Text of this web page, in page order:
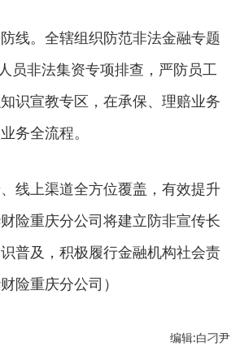
线。全辖组织防范非法金融专题
员非法集资专项排查，严防员工
识宣教专区，在承保、理赔业务
务全流程。
线上渠道全方位覆盖，有效提升
险重庆分公司将建立防非宣传长
普及，积极履行金融机构社会责
险重庆分公司）
编辑:白刁尹